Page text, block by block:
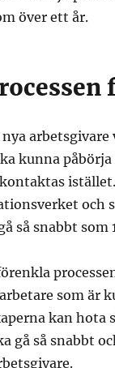
över ett år.
kunna
och
så snabbt som
som är
kan hota
gå så snabbt